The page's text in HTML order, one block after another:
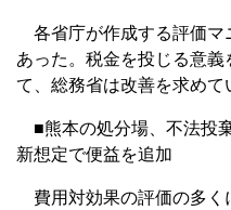
各省庁が作成する評価マ
あった。税金を投じる意
て、総務省は改善を求めて
■熊本の処分場、不法投
新想定で便益を追加
費用対効果の評価の多く